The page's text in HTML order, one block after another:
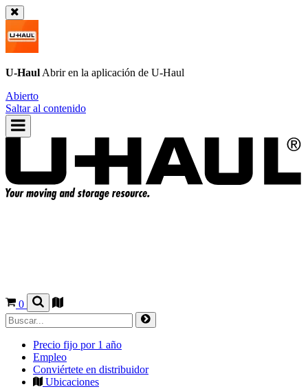
U-Haul Abrir en la aplicación de U-Haul
Abierto
Saltar al contenido
0
Precio fijo por 1 año
Empleo
Conviértete en distribuidor
Ubicaciones